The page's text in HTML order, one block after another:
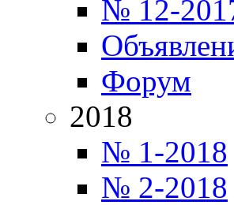
№ 12-
Форум
2018
№ 1-2018
№ 2-2018